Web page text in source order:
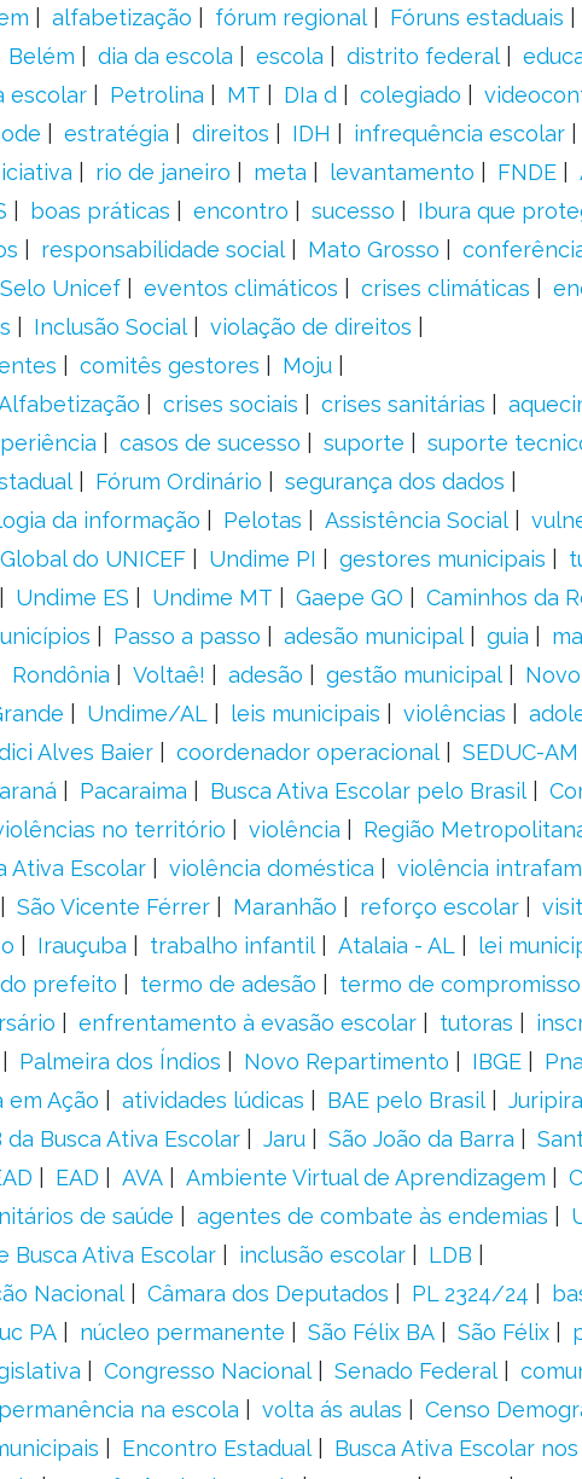
alfabetização fórum regional
Fóruns estaduais
Belém dia da escola escola distrito federal
escolar Petrolina MT DIa d colegiado
estratégia direitos IDH infrequência escolar
rio de janeiro meta levantamento FNDE
boas práticas encontro sucesso Ibura que
responsabilidade social Mato Grosso
Unicef eventos climáticos crises climáticas
Inclusão Social
violação de direitos
comitês gestores
Moju
crises sociais crises sanitárias
casos de sucesso suporte suporte
Fórum Ordinário
segurança dos dados
da informação Pelotas Assistência Social
do UNICEF Undime PI gestores municipais
Undime ES Undime MT Gaepe GO
Caminhos da
Passo a passo adesão municipal guia
Rondônia Voltaê! adesão gestão municipal
Undime/AL leis municipais violências
Alves Baier coordenador operacional SEDUC-AM
Pacaraima Busca Ativa Escolar pelo Brasil
no território violência
Região
Ativa Escolar
violência doméstica
violência
São Vicente Férrer Maranhão reforço escolar
Irauçuba trabalho infantil Atalaia - AL lei
prefeito termo de adesão
termo de compromisso
enfrentamento à evasão escolar tutoras
Palmeira dos Índios Novo Repartimento IBGE
em Ação atividades lúdicas BAE pelo Brasil
da Busca Ativa Escolar Jaru São João da Barra
EAD AVA Ambiente Virtual de Aprendizagem
de saúde agentes de combate às endemias
Busca Ativa Escolar inclusão escolar
LDB
Nacional
Câmara dos Deputados PL 2324/24
PA núcleo permanente São Félix BA São Félix
Congresso Nacional Senado Federal
permanência na escola volta ás aulas Censo
Encontro Estadual
Busca Ativa Escolar